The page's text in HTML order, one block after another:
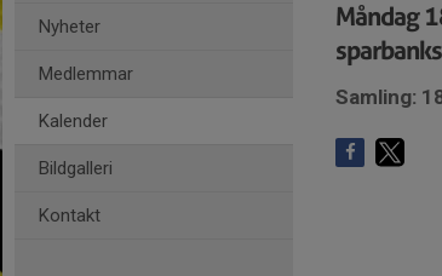
Nyheter
Medlemmar
Kalender
Bildgalleri
Kontakt
Måndag
Samling: